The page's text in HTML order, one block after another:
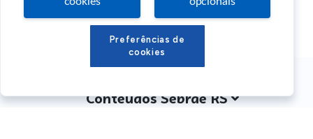
Conteúdos Sebrae RS
Preferências de
cookies